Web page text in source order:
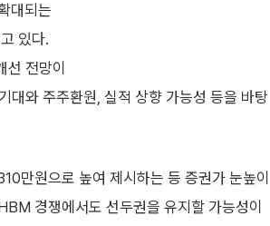
대되는
있다.
전망이
대와 주주환원, 실적 상향 가능성 등을 바탕
만원으로 높여 제시하는 등 증권가 눈높이
경쟁에서도 선두권을 유지할 가능성이